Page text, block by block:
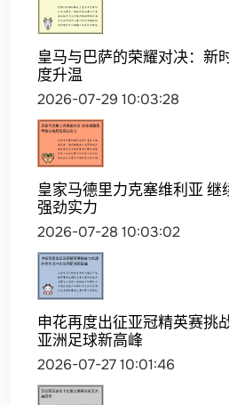
皇马与巴萨的荣耀对决：新
度升温
2026-07-29 10:03:28
皇家马德里力克塞维利亚
强劲实力
2026-07-28 10:03:02
申花再度出征亚冠精英赛挑
亚洲足球新高峰
2026-07-27 10:01:46